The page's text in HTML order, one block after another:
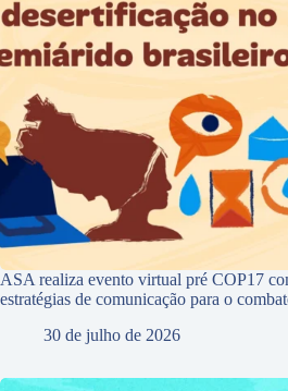
ASA realiza evento virtual pré COP17
estratégias de comunicação para o
30 de julho de 2026